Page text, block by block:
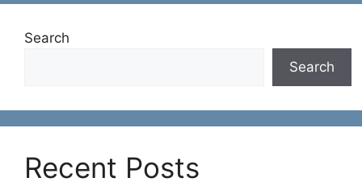
Search
Search
Recent Posts